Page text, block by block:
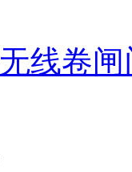
无线卷